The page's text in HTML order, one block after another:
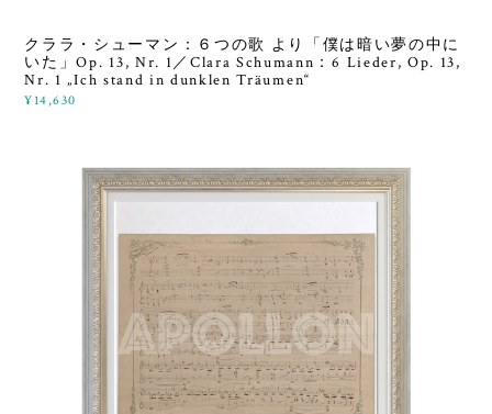
クララ・シューマン：６つの歌 より「僕は暗い夢の中に
いた」Op. 13, Nr. 1／Clara Schumann：6 Lieder, Op. 13,
Nr. 1 „Ich stand in dunklen Träumen“
¥14,630